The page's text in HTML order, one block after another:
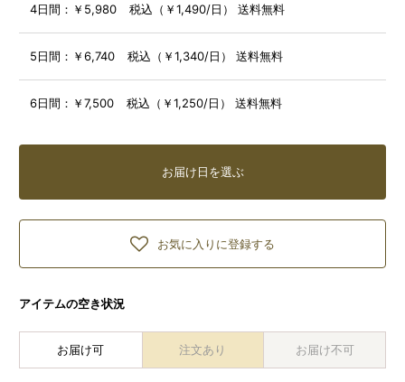
4日間： ￥5,980 税込（￥1,490/日） 送料無料
5日間： ￥6,740 税込（￥1,340/日） 送料無料
6日間： ￥7,500 税込（￥1,250/日） 送料無料
お届け日を選ぶ
お気に入りに登録する
アイテムの空き状況
お届け可 注文あり お届け不可